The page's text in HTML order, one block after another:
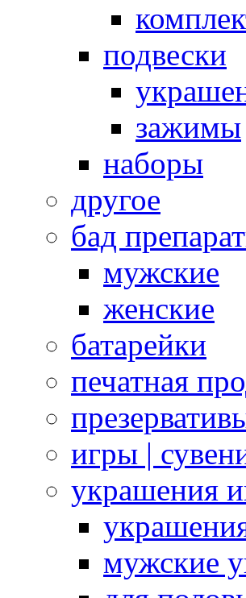
подвески
зажимы
наборы
другое
бад
мужские
женские
батарейки
печатная
игры |
украшения
мужские